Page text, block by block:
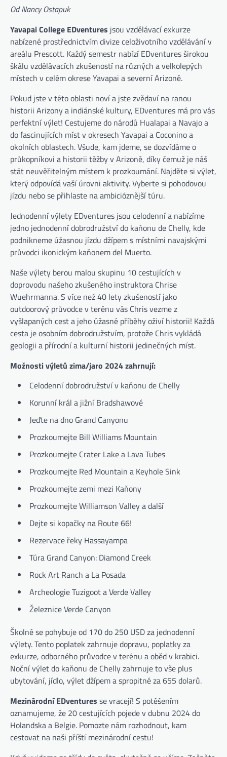
Od Nancy Ostapuk
Yavapai College EDventures jsou vzdělávací exkurze
nabízené prostřednictvím divize celoživotního vzdělávání v
areálu Prescott. Každý semestr nabízí EDventures širokou
škálu vzdělávacích zkušeností na různých a velkolepých
místech v celém okrese Yavapai a severní Arizoně.
Pokud jste v této oblasti noví a jste zvědaví na ranou
historii Arizony a indiánské kultury, EDventures má pro vás
perfektní výlet! Cestujeme do národů Hualapai a Navajo a
do fascinujících míst v okresech Yavapai a Coconino a
okolních oblastech. Všude, kam jdeme, se dozvídáme o
průkopníkovi a historii těžby v Arizoně, díky čemuž je náš
stát neuvěřitelným místem k prozkoumání. Najděte si výlet,
který odpovídá vaší úrovni aktivity. Vyberte si pohodovou
jízdu nebo se přihlaste na ambicióznější túru.
Jednodenní výlety EDventures jsou celodenní a nabízíme
jedno jednodenní dobrodružství do kaňonu de Chelly, kde
podnikneme úžasnou jízdu džípem s místními navajskými
průvodci ikonickým kaňonem del Muerto.
Naše výlety berou malou skupinu 10 cestujících v
doprovodu našeho zkušeného instruktora Chrise
Wuehrmanna. S více než 40 lety zkušeností jako
outdoorový průvodce v terénu vás Chris vezme z
vyšlapaných cest a jeho úžasné příběhy oživí historii! Každá
cesta je osobním dobrodružstvím, protože Chris vykládá
geologii a přírodní a kulturní historii jedinečných míst.
Možnosti výletů zima/jaro 2024 zahrnují:
Celodenní dobrodružství v kaňonu de Chelly
Korunní král a jižní Bradshawové
Jeďte na dno Grand Canyonu
Prozkoumejte Bill Williams Mountain
Prozkoumejte Crater Lake a Lava Tubes
Prozkoumejte Red Mountain a Keyhole Sink
Prozkoumejte zemi mezi Kaňony
Prozkoumejte Williamson Valley a další
Dejte si kopačky na Route 66!
Rezervace řeky Hassayampa
Túra Grand Canyon: Diamond Creek
Rock Art Ranch a La Posada
Archeologie Tuzigoot a Verde Valley
Železnice Verde Canyon
Školné se pohybuje od 170 do 250 USD za jednodenní
výlety. Tento poplatek zahrnuje dopravu, poplatky za
exkurze, odborného průvodce v terénu a oběd v krabici.
Noční výlet do kaňonu de Chelly zahrnuje to vše plus
ubytování, jídlo, výlet džípem a spropitné za 655 dolarů.
Mezinárodní EDventures se vracejí! S potěšením
oznamujeme, že 20 cestujících pojede v dubnu 2024 do
Holandska a Belgie. Pomozte nám rozhodnout, kam
cestovat na naši příští mezinárodní cestu!